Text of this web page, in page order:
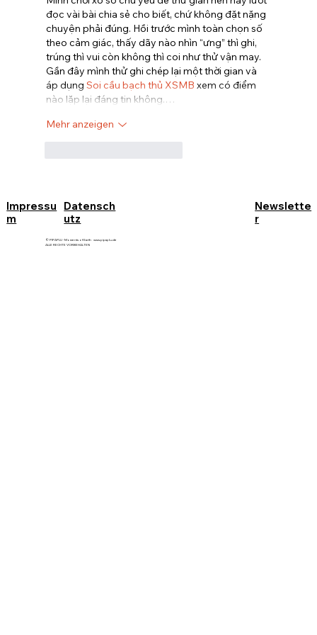
đọc vài bài chia sẻ cho biết, chứ không đặt nặng
chuyện phải đúng. Hồi trước mình toàn chọn số
theo cảm giác, thấy dãy nào nhìn “ưng” thì ghi,
trúng thì vui còn không thì coi như thử vận may.
Gần đây mình thử ghi chép lại một thời gian và
áp dụng Soi cầu bạch thủ XSMB xem có điểm
nào lặp lại đáng tin không.…
Mehr anzeigen
Impressu
m
Datensch
utz
© PIPAPLU - Moments of Earth www.pipaplu.de
ALLE RECHTE VORBEHALTEN
Newslette
r